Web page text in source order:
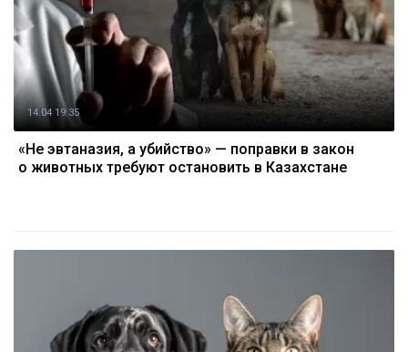
14.04 19:35
«Не эвтаназия, а убийство» — поправки в закон
о животных требуют остановить в Казахстане